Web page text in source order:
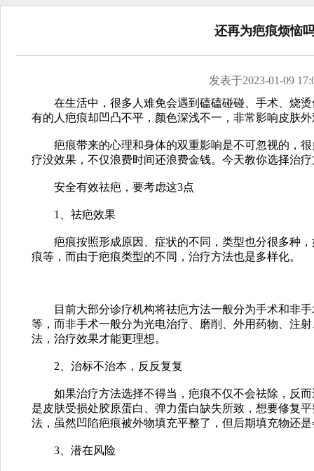
还再为疤痕烦恼
发表于2023-01-09
在生活中，很多人难免会遇到磕磕碰碰、手术、烧烫
有的人疤痕却凹凸不平，颜色深浅不一，非常影响皮肤外
疤痕带来的心理和身体的双重影响是不可忽视的，很
疗没效果，不仅浪费时间还浪费金钱。今天教你选择治
安全有效祛疤，要考虑这3点
1、祛疤效果
疤痕按照形成原因、症状的不同，类型也分很多种，
痕等，而由于疤痕类型的不同，治疗方法也是多样化。
目前大部分诊疗机构将祛疤方法一般分为手术和非手
等，而非手术一般分为光电治疗、磨削、外用药物、注
法，治疗效果才能更理想。
2、治标不治本，反反复复
如果治疗方法选择不得当，疤痕不仅不会祛除，反而
是皮肤受损处胶原蛋白、弹力蛋白缺失所致，想要修复
法，虽然凹陷疤痕被外物填充平整了，但后期填充物还
3、潜在风险